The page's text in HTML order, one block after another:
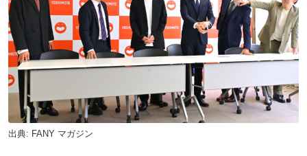
出典: FANY マガジン